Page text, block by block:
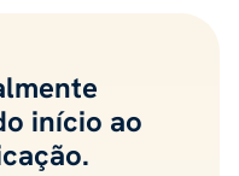
início ao